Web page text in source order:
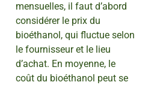
mensuelles, il faut d’abord
considérer le prix du
bioéthanol, qui fluctue selon
le fournisseur et le lieu
d’achat. En moyenne, le
coût du bioéthanol peut se